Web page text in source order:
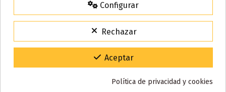
También puede que te guste
15% de descuento
Código:VACACIONES15
Gracias por tu paciencia y por seguir confiando en nosotros.
Configurar
Rechazar
Aceptar
Política de privacidad y cookies